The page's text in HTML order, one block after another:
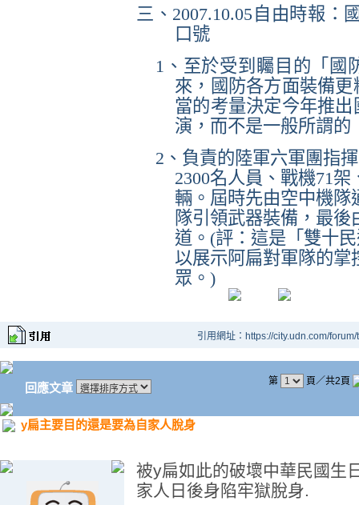
三、 2007.10.05 自由時報：
口號
1 、至於受到矚目的「國
來，國防各方面裝備
當的考量決定今年推
演，而不是一般所謂的
2 、負責的陸軍六軍團指
2300名人員、戰機71架
輛。屆時先由空中機隊
隊引領武器裝備，最
道。 (評：這是「雙十
以展示阿扁對軍隊的
眾。 )
引用網址：https://city.udn.com/
回應文章 第 頁／共2頁
y扁主要目的還是要為自家人脫身
被y扁如此的破壞中華民國生
家人日後身陷牢獄脫身.